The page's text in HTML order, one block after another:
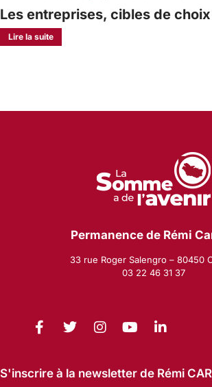
Les entreprises, cibles de
Lire la suite
Permanence de Rémi
33 rue Roger Salengro – 80450
03 22 46 31 37
S'inscrire à la newsletter de Rémi